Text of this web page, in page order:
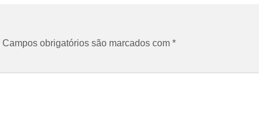
Campos obrigatórios são marcados com *